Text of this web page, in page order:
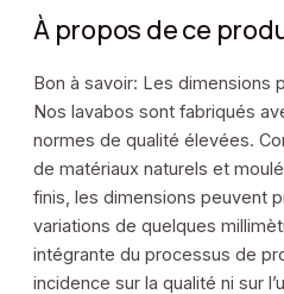
À propos de ce
Bon à savoir: Les dimensions
Nos lavabos sont fabriqués
normes de qualité élevées.
de matériaux naturels et
finis, les dimensions peuvent
variations de quelques
intégrante du processus de
incidence sur la qualité ni sur